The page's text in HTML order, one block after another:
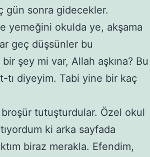
gün sonra gidecekler.
yemeğini okulda ye, akşama
geç düşsünler bu
şey mi var, Allah aşkına? Bu
tı diyeyim. Tabi yine bir kaç
tutuşturdular. Özel okul
ki arka sayfada
biraz merakla. Efendim,